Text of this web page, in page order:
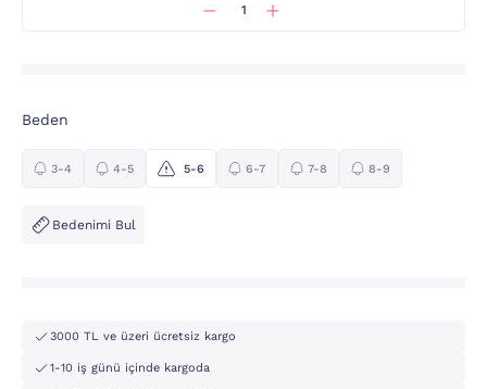
Beden
3-4 4-5 5-6 6-7 7-8 8-9
Bedenimi Bul
3000 TL ve üzeri ücretsiz kargo
1-10 iş günü içinde kargoda